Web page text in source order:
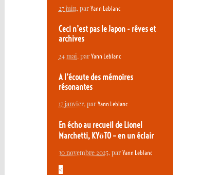
27 juin, par Yann Leblanc
Ceci n’est pas le Japon - rêves et
archives
24 mai, par Yann Leblanc
A l’écoute des mémoires
résonantes
17 janvier, par Yann Leblanc
En écho au recueil de Lionel
Marchetti, KYōTO – en un éclair
30 novembre 2025, par Yann Leblanc
<